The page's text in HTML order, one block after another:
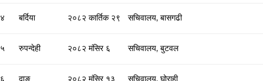
४ बर्दिया २०८२ कार्तिक २९ सचिवालय, बासगढी
५ रुपन्देही २०८२ मंसिर ६ सचिवालय, बुटवल
६ दाङ २०८२ मंसिर १३ सचिवालय, घोराही